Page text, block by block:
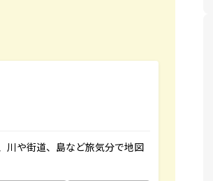
川や街道、島など旅気分で地図